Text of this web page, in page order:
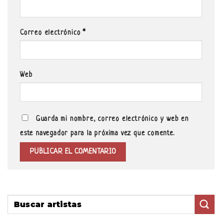
Correo electrónico*
Web
Guarda mi nombre, correo electrónico y web en
este navegador para la próxima vez que comente.